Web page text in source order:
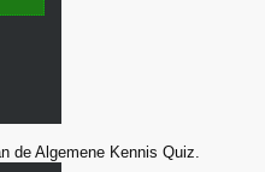
de Algemene Kennis Quiz.